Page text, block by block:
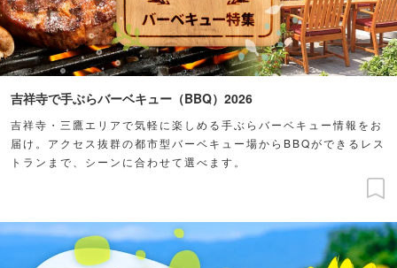
吉祥寺で手ぶらバーベキュー（BBQ）2026
吉祥寺・三鷹エリアで気軽に楽しめる手ぶらバーベキュー情報をお
届け。アクセス抜群の都市型バーベキュー場からBBQができるレス
トランまで、シーンに合わせて選べます。